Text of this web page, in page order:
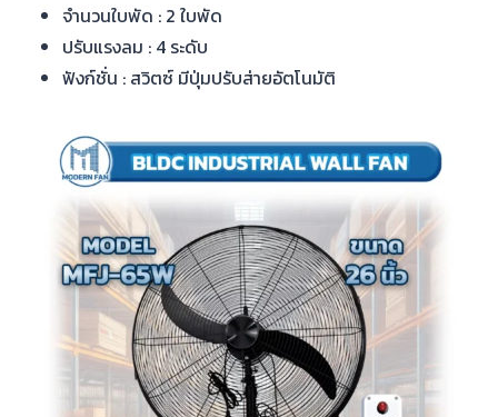
จำนวนใบพัด : 2 ใบพัด
ปรับแรงลม : 4 ระดับ
ฟังก์ชั่น : สวิตซ์ มีปุ่มปรับส่ายอัตโนมัติ